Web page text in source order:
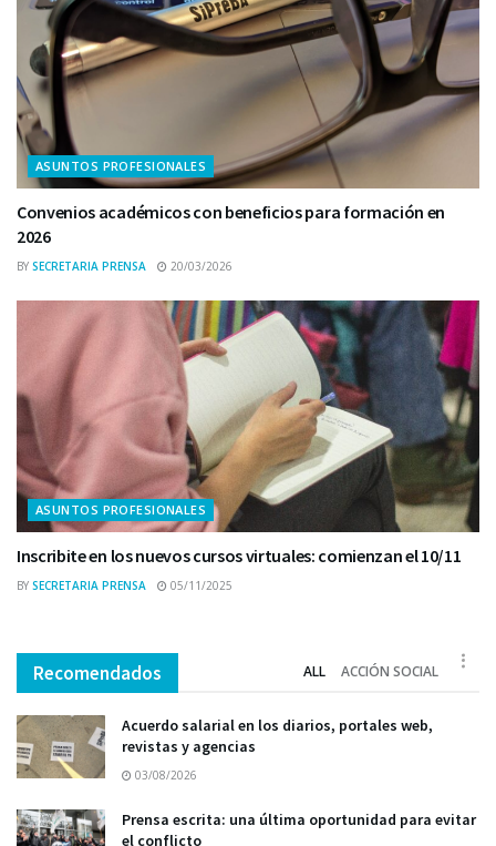
ASUNTOS PROFESIONALES
Convenios académicos con beneficios para formación en
2026
BY SECRETARIA PRENSA 20/03/2026
ASUNTOS PROFESIONALES
Inscribite en los nuevos cursos virtuales: comienzan el 10/11
BY SECRETARIA PRENSA 05/11/2025
Recomendados ALL ACCIÓN SOCIAL
Acuerdo salarial en los diarios, portales web,
revistas y agencias
03/08/2026
Prensa escrita: una última oportunidad para evitar
el conflicto